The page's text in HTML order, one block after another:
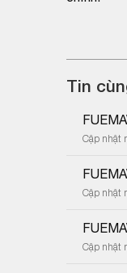
Tin
Cập nhật
Cập nhật
Cập nhật